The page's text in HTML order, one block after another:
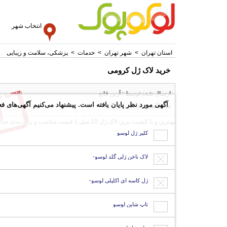
انتخاب شهر
استان تهران > شهر تهران > خدمات > پزشکی، سلامت و زیبایی
خرید لاک ژل کرومی
ارسال شده توسط : آرین قانع
همه آگهی های این کاربر
بهترین و با کیفیت ترین لاک ژل 10 میل با قیمت مناسب و رنگ بندی جذاب در سایت www.nailshoping.com فروشگاه ناخن فروشی و مشاوره حرفه ای با خانم سعادتی 0919
آگهی مورد نظر پایان یافته است. پیشنهاد می‌کنیم آگهی‌های
کلیر ژل لوسو
لاک ناخن ژلی گلد لوسو-
ژل کاسه ای اکلیلی لوسو-
تاپ شاین لوسو